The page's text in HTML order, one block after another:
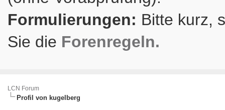
Formulierungen: Bitte kurz,
Sie die Forenregeln.
LCN Forum
Profil von kugelberg